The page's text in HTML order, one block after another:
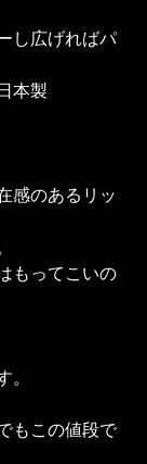
し広げればパ
本製
感のあるリッ
もってこいの
。
もこの値段で